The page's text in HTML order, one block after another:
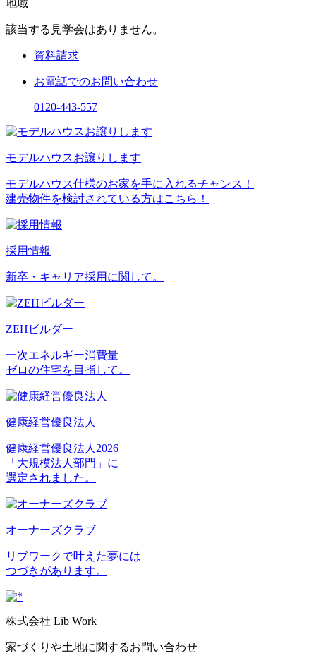
地域
該当する見学会はありません。
資料請求
お電話でのお問い合わせ
0120-443-557
モデルハウスお譲りします
モデルハウス仕様のお家を手に入れるチャンス！
建売物件を検討されている方はこちら！
採用情報
新卒・キャリア採用に関して。
ZEHビルダー
一次エネルギー消費量
ゼロの住宅を目指して。
健康経営優良法人
健康経営優良法人2026
「大規模法人部門」に
選定されました。
オーナーズクラブ
リブワークで叶えた夢には
つづきがあります。
株式会社 Lib Work
家づくりや土地に関するお問い合わせ